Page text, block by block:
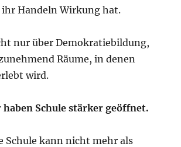
ihr Handeln Wirkung hat.
nur über Demokratiebildung,
Räume, in denen
wird.
Schule stärker geöffnet.
Schule kann nicht mehr als